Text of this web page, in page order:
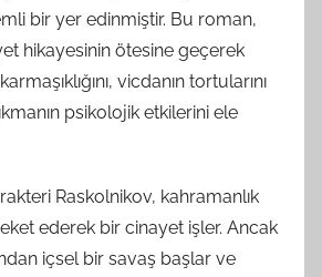
bir yer edinmiştir. Bu roman,
hikayesinin ötesine geçerek
vicdanın tortularını
psikolojik etkilerini ele
Raskolnikov, kahramanlık
ederek bir cinayet işler. Ancak
içsel bir savaş başlar ve